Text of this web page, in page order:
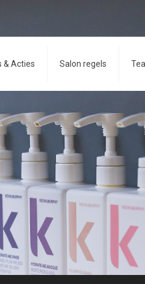
& Acties Salon regels